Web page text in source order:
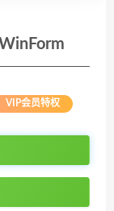
VIP会员特权